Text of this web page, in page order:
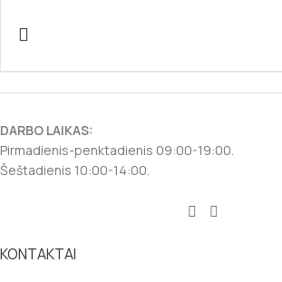
DARBO LAIKAS:
Pirmadienis-penktadienis 09:00-19:00.
Šeštadienis 10:00-14:00.
KONTAKTAI